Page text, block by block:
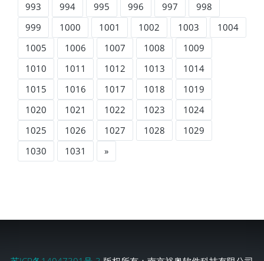
993
994 995 996 997
998
999
1000 1001 1002 1003
1004
1005
1006 1007 1008
1009
1010
1011 1012 1013
1014
1015
1016 1017 1018
1019
1020
1021 1022 1023
1024
1025
1026 1027 1028
1029
1030
1031 »